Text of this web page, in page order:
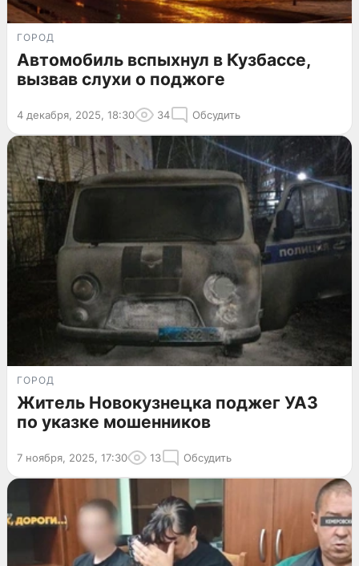
ГОРОД
Автомобиль вспыхнул в Кузбассе,
вызвав слухи о поджоге
4 декабря, 2025, 18:30 34 Обсудить
ГОРОД
Житель Новокузнецка поджег УАЗ
по указке мошенников
7 ноября, 2025, 17:30 13 Обсудить